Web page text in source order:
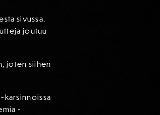
sivussa.
joutuu
joten siihen
karsinnoissa
-